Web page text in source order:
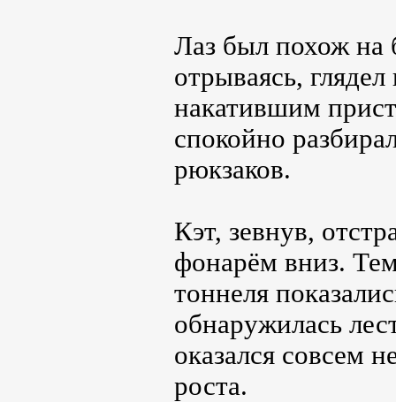
Лаз был похож на
отрываясь,
накатившим
спокойно
рюкзаков.
Кэт, зевнув,
фонарём вниз.
тоннеля
обнаружилась
оказался совсем
роста.